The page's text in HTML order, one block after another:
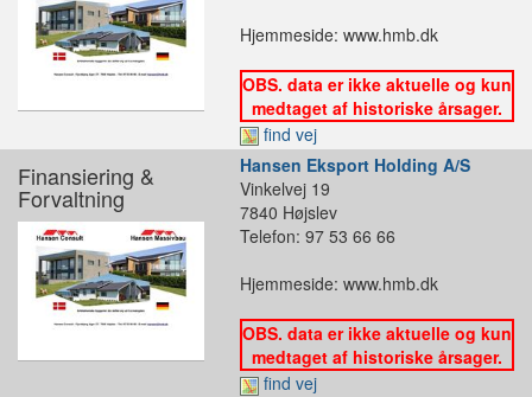
Hjemmeside: www.hmb.dk
OBS. data er ikke aktuelle og kun
medtaget af historiske årsager.
find vej
Finansiering &
Forvaltning
Hansen Eksport Holding A/S
Vinkelvej 19
7840 Højslev
Telefon: 97 53 66 66
Hjemmeside: www.hmb.dk
OBS. data er ikke aktuelle og kun
medtaget af historiske årsager.
find vej